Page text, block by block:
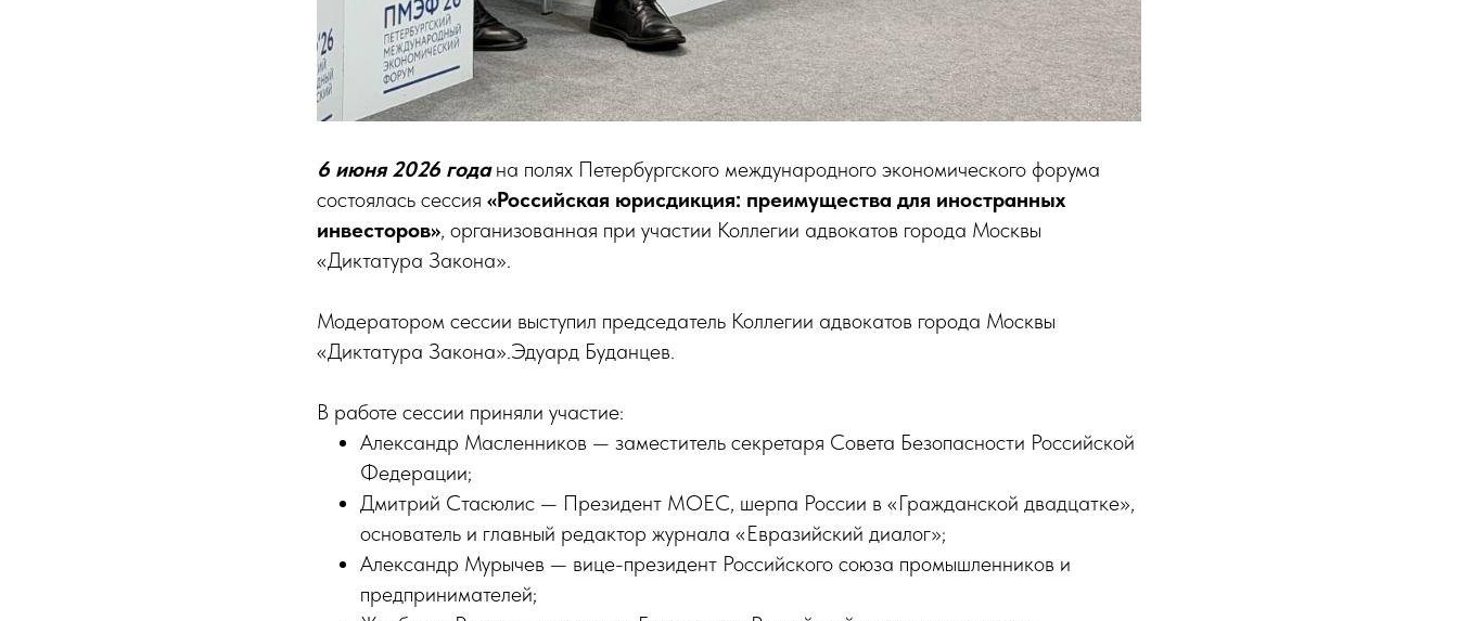
6 июня 2026 годана полях Петербургского международного экономического форума
состоялась сессия «Российская юрисдикция: преимущества для иностранных
инвесторов», организованная при участии Коллегии адвокатов города Москвы
«Диктатура Закона».
Модератором сессии выступил председатель Коллегии адвокатов города Москвы
«Диктатура Закона».Эдуард Буданцев.
В работе сессии приняли участие:
Александр Масленников — заместитель секретаря Совета Безопасности Российской
Федерации;
Дмитрий Стасюлис — Президент МОЕС, шерпа России в «Гражданской двадцатке»,
основатель и главный редактор журнала «Евразийский диалог»;
Александр Мурычев — вице-президент Российского союза промышленников и
предпринимателей;